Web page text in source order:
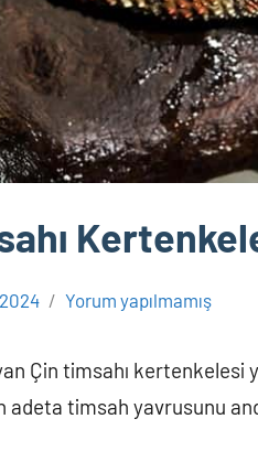
Yorum yapılmamış
Çin timsahı kertenkelesi
adeta timsah yavrusunu